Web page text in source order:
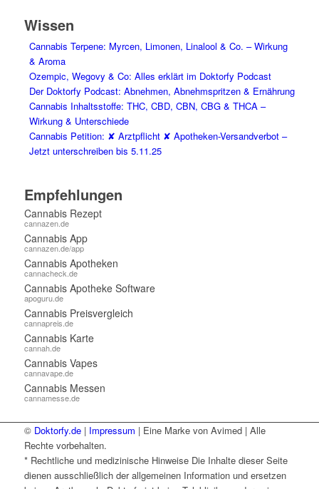
Wissen
Cannabis Terpene: Myrcen, Limonen, Linalool & Co. – Wirkung
& Aroma
Ozempic, Wegovy & Co: Alles erklärt im Doktorfy Podcast
Der Doktorfy Podcast: Abnehmen, Abnehmspritzen & Ernährung
Cannabis Inhaltsstoffe: THC, CBD, CBN, CBG & THCA –
Wirkung & Unterschiede
Cannabis Petition: ✘ Arztpflicht ✘ Apotheken-Versandverbot –
Jetzt unterschreiben bis 5.11.25
Empfehlungen
Cannabis Rezept
cannazen.de
Cannabis App
cannazen.de/app
Cannabis Apotheken
cannacheck.de
Cannabis Apotheke Software
apoguru.de
Cannabis Preisvergleich
cannapreis.de
Cannabis Karte
cannah.de
Cannabis Vapes
cannavape.de
Cannabis Messen
cannamesse.de
© Doktorfy.de| Impressum | Eine Marke von Avimed | Alle
Rechte vorbehalten.
* Rechtliche und medizinische Hinweise Die Inhalte dieser Seite
dienen ausschließlich der allgemeinen Information und ersetzen